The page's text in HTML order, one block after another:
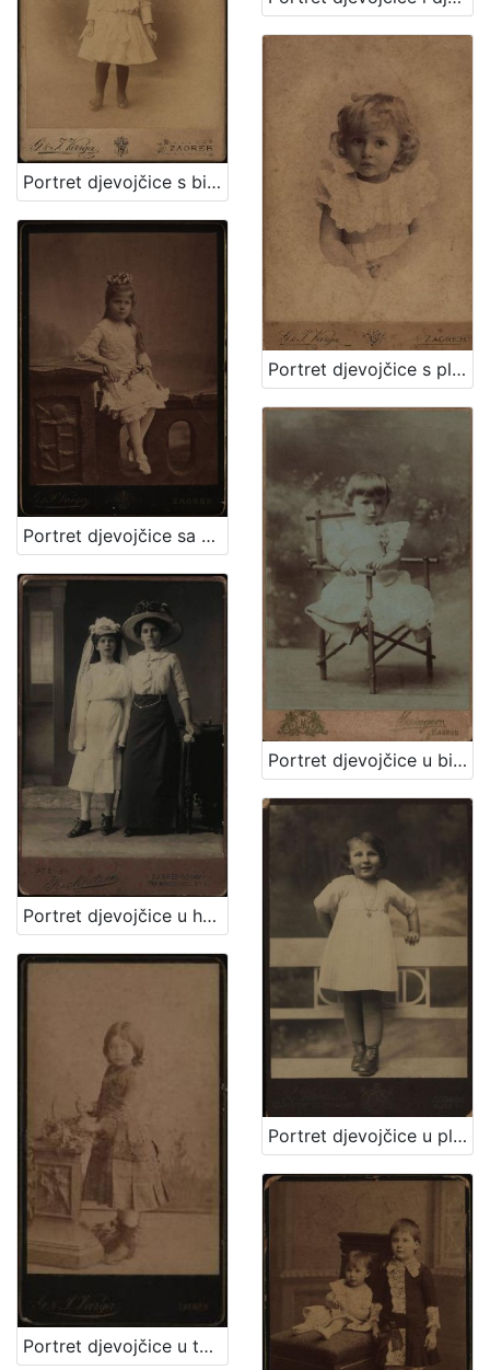
Portret djevojčice s bijelom kapom / G. & I.Varga
Portret djevojčice s plavim uvojcima / G.&I. Varga
Portret djevojčice sa cvjetnim vjenčićem / [Gjuro Varga] ; [izradio fotografski atelijer] G. & I. Varga
Portret djevojčice u bijeloj haljinici / Mosinger / [izradio] Artistički zavod Mosinger
Portret djevojčice u haljini za krizmu i žene sa šeširom s cvijećem na obodu / Atelier Rechnitzer
Portret djevojčice u plisiranoj haljinici / S. Weinrich
Portret djevojčice u tamnoj haljinici / [Gjuro Varga] / [izradio fotografski atelier] G. & I. Varga